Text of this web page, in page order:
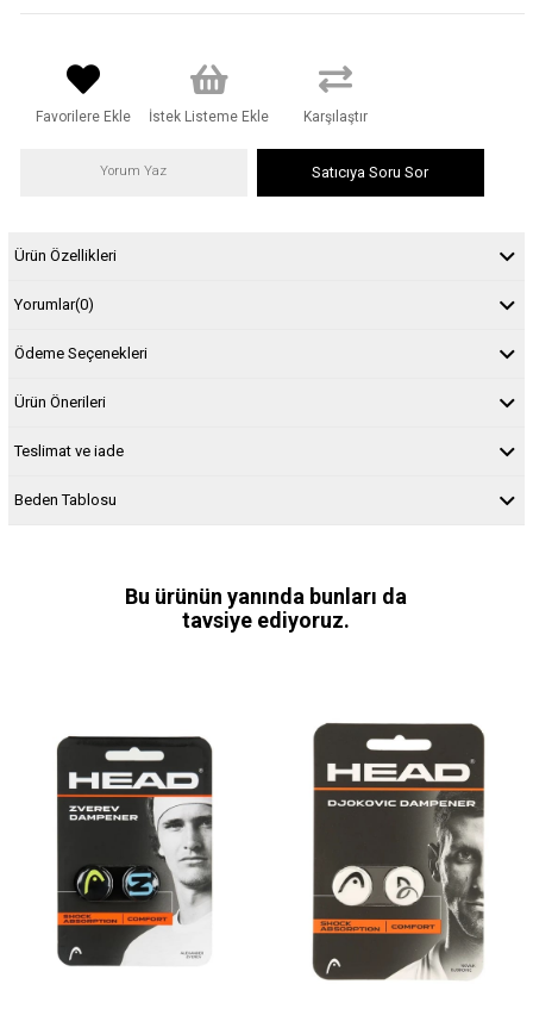
Favorilere Ekle İstek Listeme Ekle Karşılaştır
Yorum Yaz Satıcıya Soru Sor
Ürün Özellikleri
Yorumlar(0)
Ödeme Seçenekleri
Ürün Önerileri
Teslimat ve iade
Beden Tablosu
Bu ürünün yanında bunları da
tavsiye ediyoruz.